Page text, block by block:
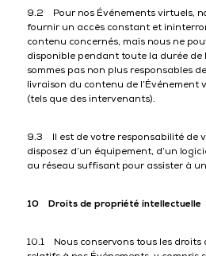
9.2 Pour nos Événements virtuels,
fournir un accès constant et
contenu concernés, mais nous ne
disponible pendant toute la durée de
sommes pas non plus responsables
livraison du contenu de l’Événement
(tels que des intervenants).
9.3 Il est de votre responsabilité de
disposez d’un équipement, d’un
au réseau suffisant pour assister à
10 Droits de propriété intellectuelle
10.1 Nous conservons tous les